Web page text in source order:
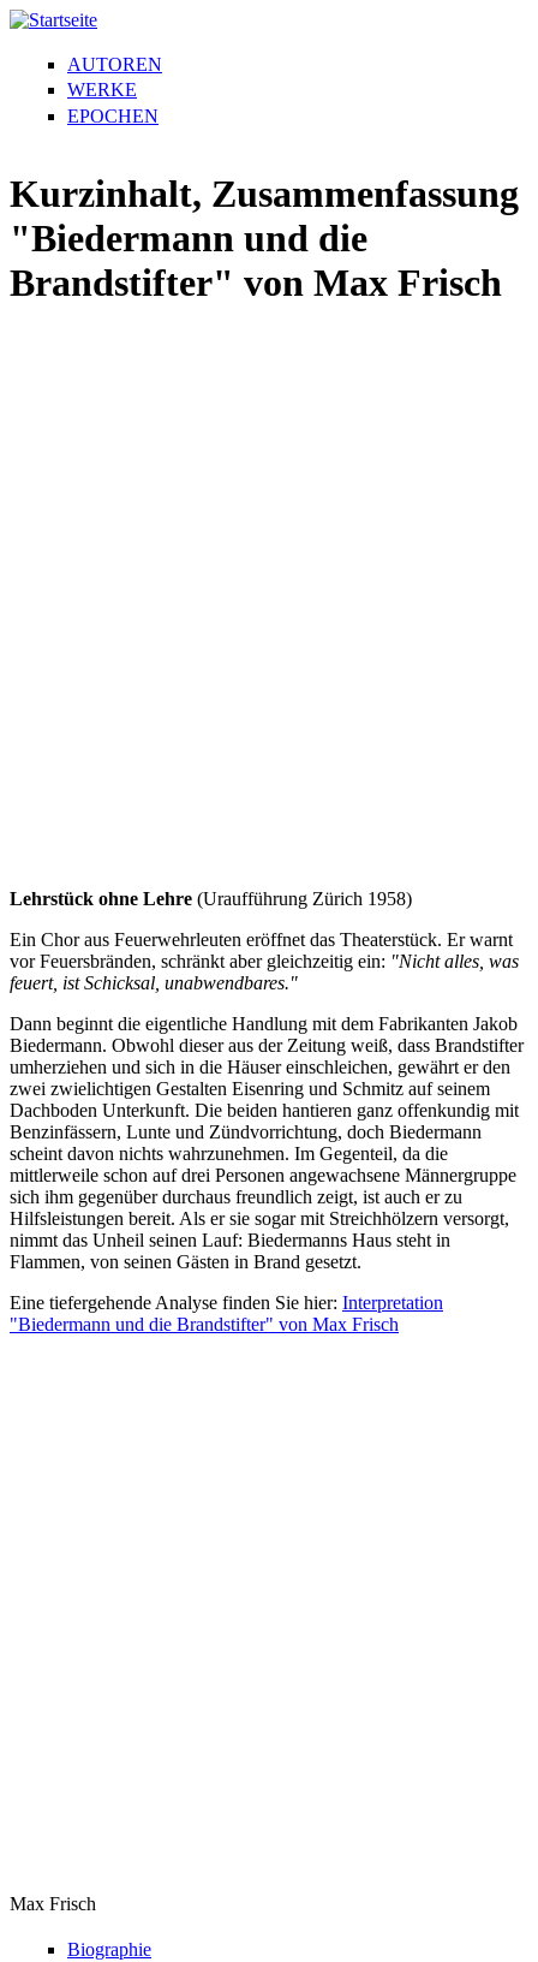
AUTOREN
WERKE
EPOCHEN
Kurzinhalt, Zusammenfassung
"Biedermann und die
Brandstifter" von Max Frisch
Lehrstück ohne Lehre (Uraufführung Zürich 1958)
Ein Chor aus Feuerwehrleuten eröffnet das Theaterstück. Er warnt
vor Feuersbränden, schränkt aber gleichzeitig ein: "Nicht alles, was
feuert, ist Schicksal, unabwendbares."
Dann beginnt die eigentliche Handlung mit dem Fabrikanten Jakob
Biedermann. Obwohl dieser aus der Zeitung weiß, dass Brandstifter
umherziehen und sich in die Häuser einschleichen, gewährt er den
zwei zwielichtigen Gestalten Eisenring und Schmitz auf seinem
Dachboden Unterkunft. Die beiden hantieren ganz offenkundig mit
Benzinfässern, Lunte und Zündvorrichtung, doch Biedermann
scheint davon nichts wahrzunehmen. Im Gegenteil, da die
mittlerweile schon auf drei Personen angewachsene Männergruppe
sich ihm gegenüber durchaus freundlich zeigt, ist auch er zu
Hilfsleistungen bereit. Als er sie sogar mit Streichhölzern versorgt,
nimmt das Unheil seinen Lauf: Biedermanns Haus steht in
Flammen, von seinen Gästen in Brand gesetzt.
Eine tiefergehende Analyse finden Sie hier: Interpretation
"Biedermann und die Brandstifter" von Max Frisch
Max Frisch
Biographie